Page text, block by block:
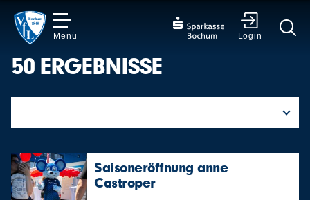
Menü Login
50 ERGEBNISSE
Saisoneröffnung anne
Castroper